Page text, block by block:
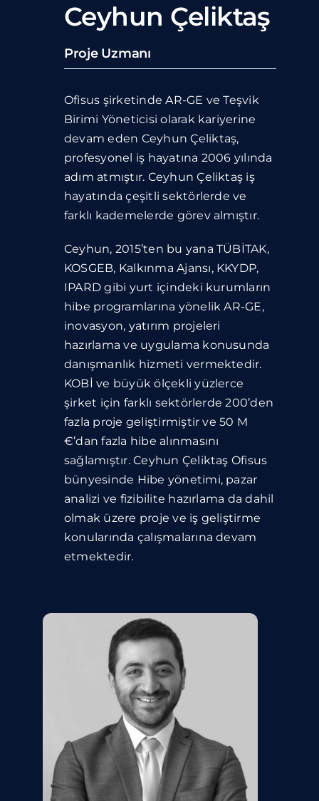
Ceyhun Çeliktaş
Proje Uzmanı
Ofisus şirketinde AR-GE ve Teşvik
Birimi Yöneticisi olarak kariyerine
devam eden Ceyhun Çeliktaş,
profesyonel iş hayatına 2006 yılında
adım atmıştır. Ceyhun Çeliktaş iş
hayatında çeşitli sektörlerde ve
farklı kademelerde görev almıştır.
Ceyhun, 2015’ten bu yana TÜBİTAK,
KOSGEB, Kalkınma Ajansı, KKYDP,
IPARD gibi yurt içindeki kurumların
hibe programlarına yönelik AR-GE,
inovasyon, yatırım projeleri
hazırlama ve uygulama konusunda
danışmanlık hizmeti vermektedir.
KOBİ ve büyük ölçekli yüzlerce
şirket için farklı sektörlerde 200’den
fazla proje geliştirmiştir ve 50 M
€’dan fazla hibe alınmasını
sağlamıştır. Ceyhun Çeliktaş Ofisus
bünyesinde Hibe yönetimi, pazar
analizi ve fizibilite hazırlama da dahil
olmak üzere proje ve iş geliştirme
konularında çalışmalarına devam
etmektedir.